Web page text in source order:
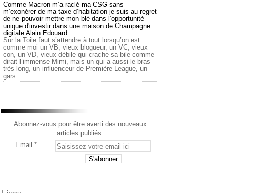
Comme Macron m’a raclé ma CSG sans
m’exonérer de ma taxe d’habitation je suis au regret
de ne pouvoir mettre mon blé dans l’opportunité
unique d'investir dans une maison de Champagne
digitale Alain Edouard
Sur la Toile faut s’attendre à tout lorsqu’on est
comme moi un VB, vieux blogueur, un VC, vieux
con, un VD, vieux débile qui crache sa bile comme
dirait l’immense Mimi, mais un qui a aussi le bras
très long, un influenceur de Première League, un
gars...
Abonnez-vous pour être averti des nouveaux
articles publiés.
Email